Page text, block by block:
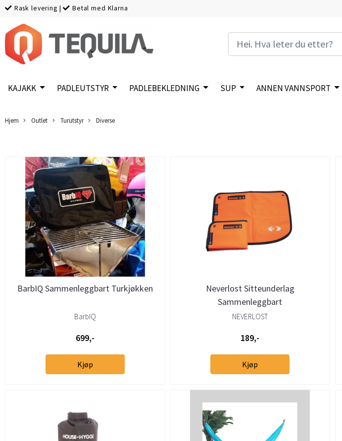
Rask levering | Betal med Klarna
KAJAKK PADLEUTSTYR PADLEBEKLEDNING SUP ANNEN VANNSPORT
Hjem Outlet Turutstyr Diverse
BarbIQ Sammenleggbart Turkjøkken
BarbIQ
699,-
Kjøp
Neverlost Sitteunderlag
Sammenleggbart
NEVERLOST
189,-
Kjøp